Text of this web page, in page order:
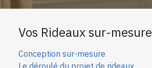
Vos Rideaux sur-mesure
Conception sur-mesure
Le déroulé du projet de rideaux